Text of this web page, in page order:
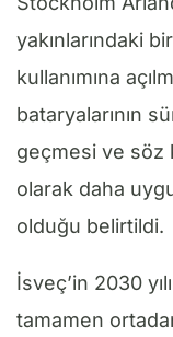
yakınlarındaki
kullanımına
bataryalarının
geçmesi ve söz
olarak daha
olduğu belirtildi.
İsveç’in 2030
tamamen